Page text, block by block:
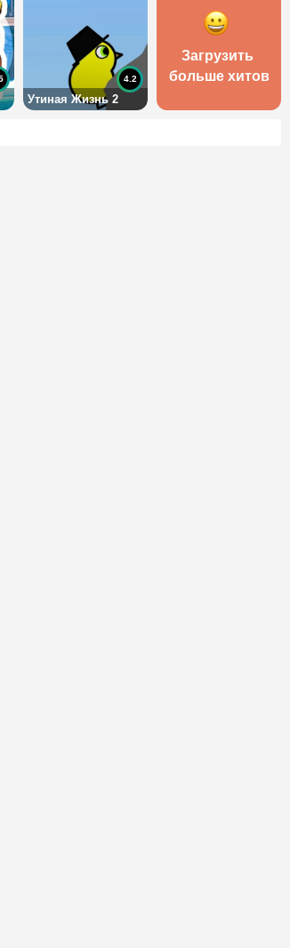
Утиная Жизнь 2
4.2
Загрузить
больше хитов